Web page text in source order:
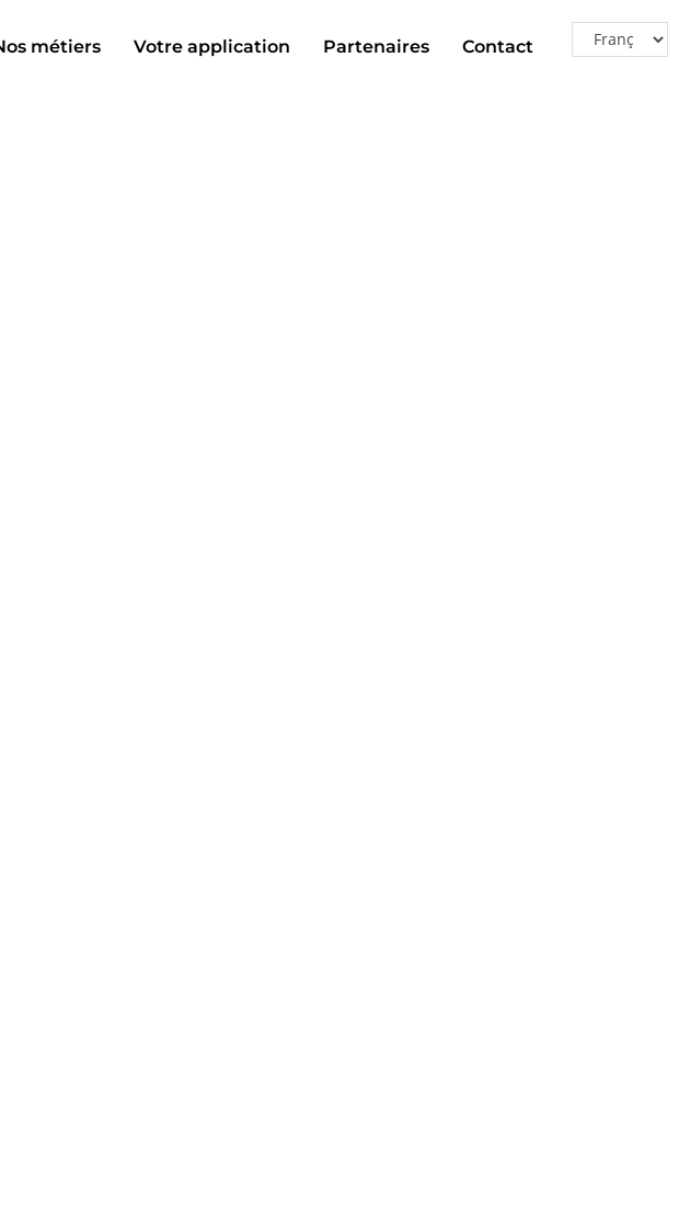
métiers Votre application Partenaires Contact